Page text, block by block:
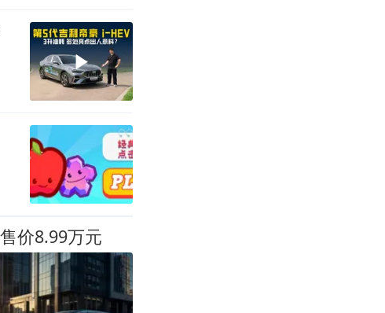
价8.99万元